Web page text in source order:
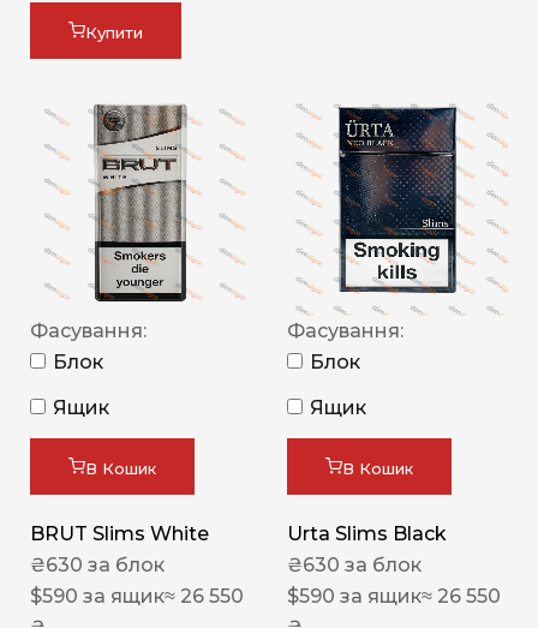
Купити
Фасування:
Блок
Ящик
В Кошик
BRUT Slims White
₴630 за блок
$590 за ящик≈ 26 550
Фасування:
Блок
Ящик
В Кошик
Urta Slims Black
₴630 за блок
$590 за ящик≈ 26 550